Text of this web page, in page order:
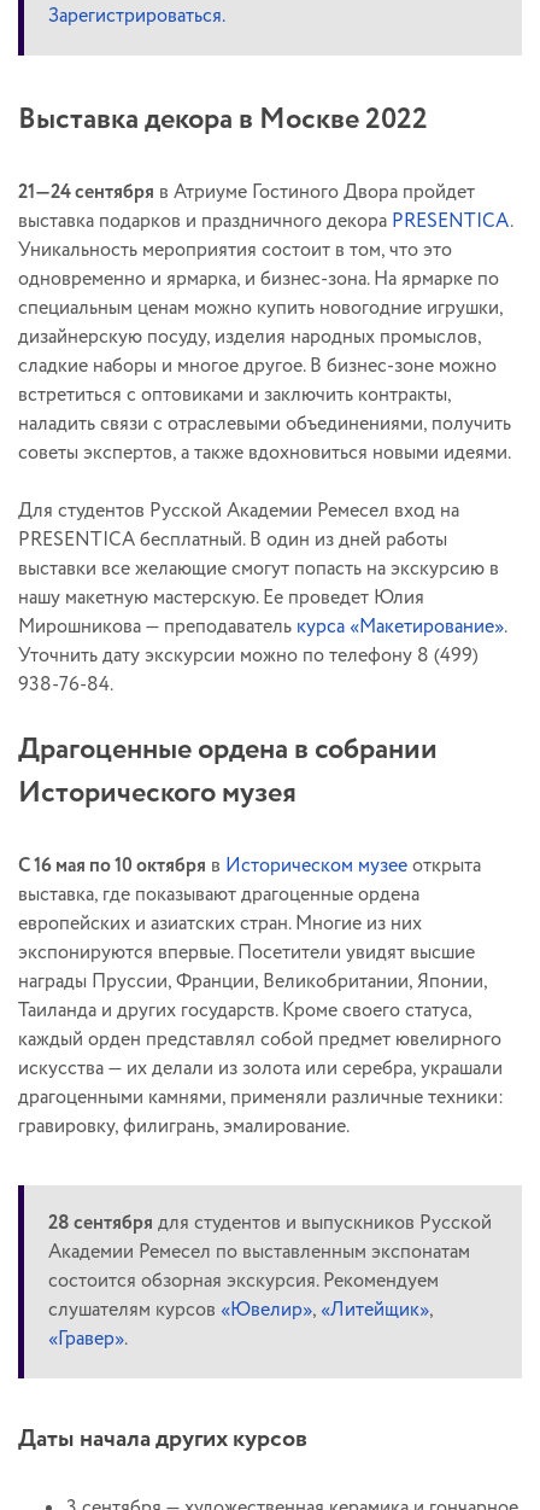
Зарегистрироваться.
Выставка декора в Москве 2022
21—24 сентября в Атриуме Гостиного Двора пройдет
выставка подарков и праздничного декора PRESENTICA.
Уникальность мероприятия состоит в том, что это
одновременно и ярмарка, и бизнес-зона. На ярмарке по
специальным ценам можно купить новогодние игрушки,
дизайнерскую посуду, изделия народных промыслов,
сладкие наборы и многое другое. В бизнес-зоне можно
встретиться с оптовиками и заключить контракты,
наладить связи с отраслевыми объединениями, получить
советы экспертов, а также вдохновиться новыми идеями.
Для студентов Русской Академии Ремесел вход на
PRESENTICA бесплатный. В один из дней работы
выставки все желающие смогут попасть на экскурсию в
нашу макетную мастерскую. Ее проведет Юлия
Мирошникова — преподаватель курса «Макетирование».
Уточнить дату экскурсии можно по телефону 8 (499)
938-76-84.
Драгоценные ордена в собрании
Исторического музея
С 16 мая по 10 октября в Историческом музееоткрыта
выставка, где показывают драгоценные ордена
европейских и азиатских стран. Многие из них
экспонируются впервые. Посетители увидят высшие
награды Пруссии, Франции, Великобритании, Японии,
Таиланда и других государств. Кроме своего статуса,
каждый орден представлял собой предмет ювелирного
искусства — их делали из золота или серебра, украшали
драгоценными камнями, применяли различные техники:
гравировку, филигрань, эмалирование.
28 сентября для студентов и выпускников Русской
Академии Ремесел по выставленным экспонатам
состоится обзорная экскурсия. Рекомендуем
слушателям курсов «Ювелир», «Литейщик»,
«Гравер».
Даты начала других курсов